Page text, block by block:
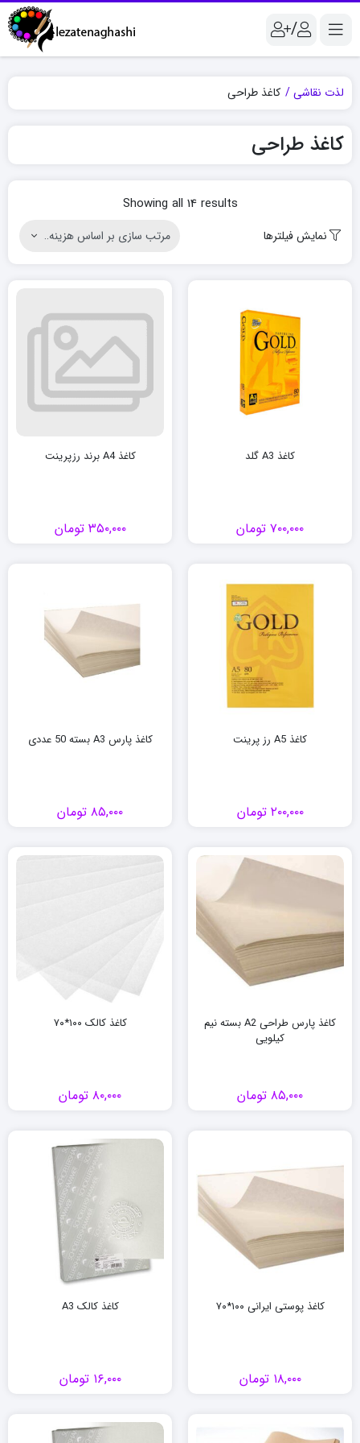
/
لذت نقاشی کاغذ طراحی
کاغذ طراحی
Showing all 14 results
Sorted
low
نمایش فیلترها
کاغذ A3 گلد
۷۰۰,۰۰۰ تومان
کاغذ A4 برند رزپرینت
۳۵۰,۰۰۰ تومان
کاغذ A5 رز پرینت
۲۰۰,۰۰۰ تومان
کاغذ پارس A3 بسته 50 عددی
۸۵,۰۰۰ تومان
کاغذ پارس طراحی A2 بسته نیم
کیلویی
۸۵,۰۰۰ تومان
کاغذ کالک ۱۰۰*۷۰
۸۰,۰۰۰ تومان
کاغذ پوستی ایرانی ۱۰۰*۷۰
۱۸,۰۰۰ تومان
کاغذ کالک A3
۱۶,۰۰۰ تومان